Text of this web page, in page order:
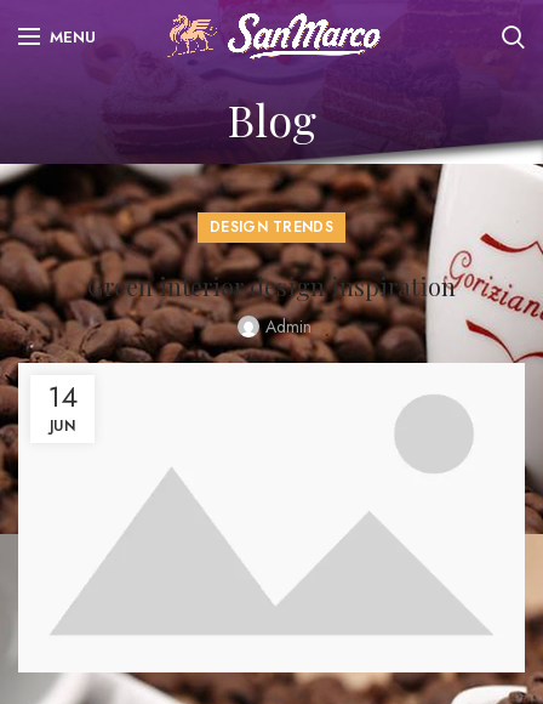
MENU
Blog
DESIGN TRENDS
Green interior design inspiration
Admin
14
JUN